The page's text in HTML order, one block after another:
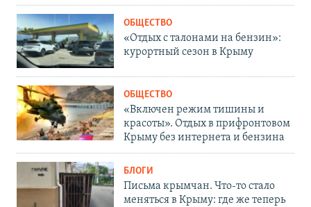
ОБЩЕСТВО
«Отдых с талонами на бензин»:
курортный сезон в Крыму
ОБЩЕСТВО
«Включен режим тишины и
красоты». Отдых в прифронтовом
Крыму без интернета и бензина
БЛОГИ
Письма крымчан. Что-то стало
меняться в Крыму: где же теперь